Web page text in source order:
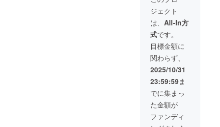
ファン限定書き
下ろしイラスト
タペストリー
(B2サイズ) ・ク
ラファン限定書
き下ろしイラス
トブランケット
(650×480mm) ※
記載いただいた
送りします。
キ風カード(直筆
サイン付き) ・ク
ラファン限定書
き下ろしイラス
ト缶バッジ
(44mm) ・直筆
お手紙 ・クラ
ファン限定書き
下ろしイラスト
アクリルスタン
ド ・夜狩デザイ
ンウッドキータ
グ（木製キーホ
ルダー） ・クラ
ファン限定書き
下ろしイラスト
・クラファン限
定スマホ待ち受
け壁紙配布 ・3D
でのお礼動画(共
通・収録時間：1
分間) ・3Dでの
お礼動画(個別・
収録時間：3分
間) ※記載いただ
レスにお送りし
ます。 【現物リ
ターン】 ・チェ
キ風カード(直筆
サイン付き) ・ク
ラファン限定書
ジェクト
は、 All-In方
式です。
目標金額に
関わらず、
2025/10/31
23:59:59ま
でに集まっ
た金額が
ファンディ